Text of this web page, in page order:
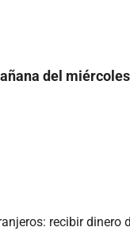
del
recibir dinero